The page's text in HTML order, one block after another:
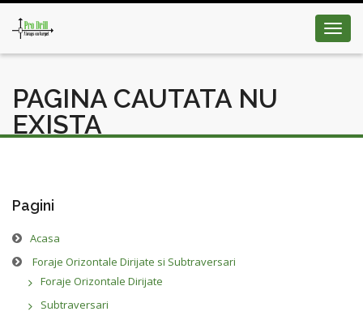
PAGINA CAUTATA NU
EXISTA
Pagini
Acasa
Foraje Orizontale Dirijate si Subtraversari
Foraje Orizontale Dirijate
Subtraversari